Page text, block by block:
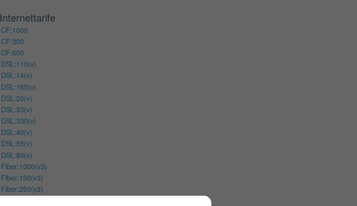
Internettarife
CF:1000
CF:300
CF:600
DSL:110(v)
DSL:14(v)
DSL:165(v)
DSL:20(v)
DSL:33(v)
DSL:330(v)
DSL:40(v)
DSL:55(v)
DSL:80(v)
Fiber:1000(v3)
Fiber:150(v3)
Fiber:250(v3)